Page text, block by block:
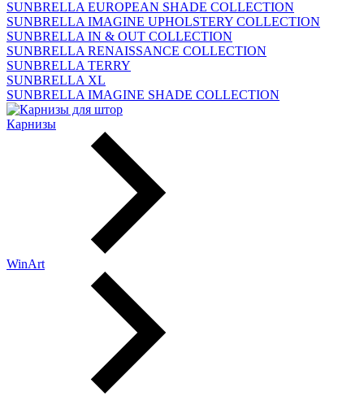
SUNBRELLA EUROPEAN SHADE COLLECTION
SUNBRELLA IMAGINE UPHOLSTERY COLLECTION
SUNBRELLA IN & OUT COLLECTION
SUNBRELLA RENAISSANCE COLLECTION
SUNBRELLA TERRY
SUNBRELLA XL
SUNBRELLA IMAGINE SHADE COLLECTION
Карнизы
WinArt